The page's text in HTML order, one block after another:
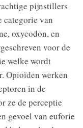
pijnstillers
categorie van
oxycodon, en
voor de
welke wordt
Opioïden werken
in de
ze de perceptie
gevoel van euforie